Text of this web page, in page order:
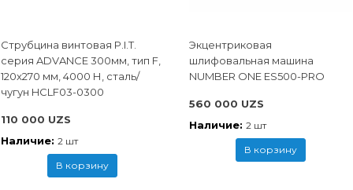
Струбцина винтовая P.I.T.
cерия ADVANCE 300мм, тип F,
120x270 мм, 4000 Н, сталь/
чугун HCLF03-0300
110 000 UZS
Наличие: 2 шт
В корзину
Экцентриковая
шлифовальная машина
NUMBER ONE ES500-PRO
560 000 UZS
Наличие: 2 шт
В корзину